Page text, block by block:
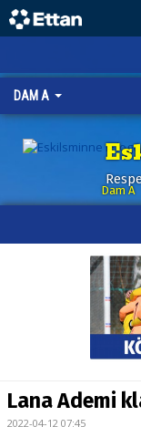
DAM A
Dam A
BILDGALLERI
Lana Ademi
2022-04-12 07:45